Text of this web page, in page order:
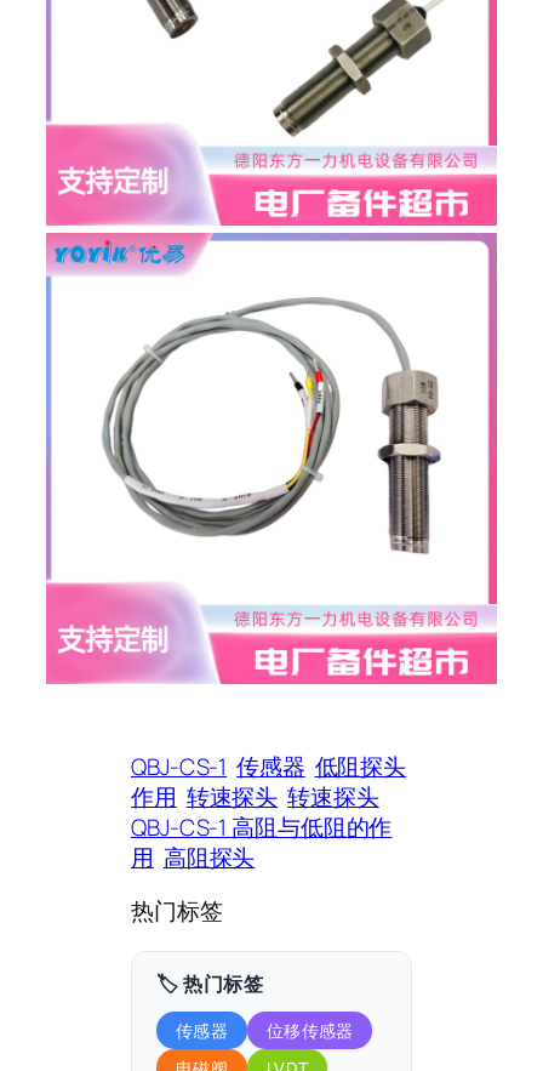
QBJ-CS-1 传感器 低阻探头
作用 转速探头 转速探头
QBJ-CS-1 高阻与低阻的作
用 高阻探头
热门标签
🏷️ 热门标签
传感器
位移传感器